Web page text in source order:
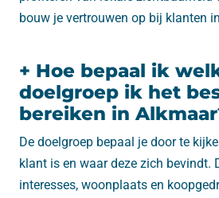
bouw je vertrouwen op bij klanten
+ Hoe bepaal ik
doelgroep ik het
bereiken in
De doelgroep bepaal je door te
klant is en waar deze zich bevindt.
interesses, woonplaats en